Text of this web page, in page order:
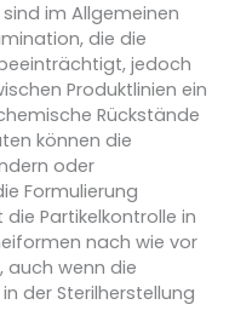
im Allgemeinen
die die
jedoch
Produktlinien ein
Rückstände
können die
oder
Formulierung
Partikelkontrolle in
nach wie vor
auch wenn die
der Sterilherstellung